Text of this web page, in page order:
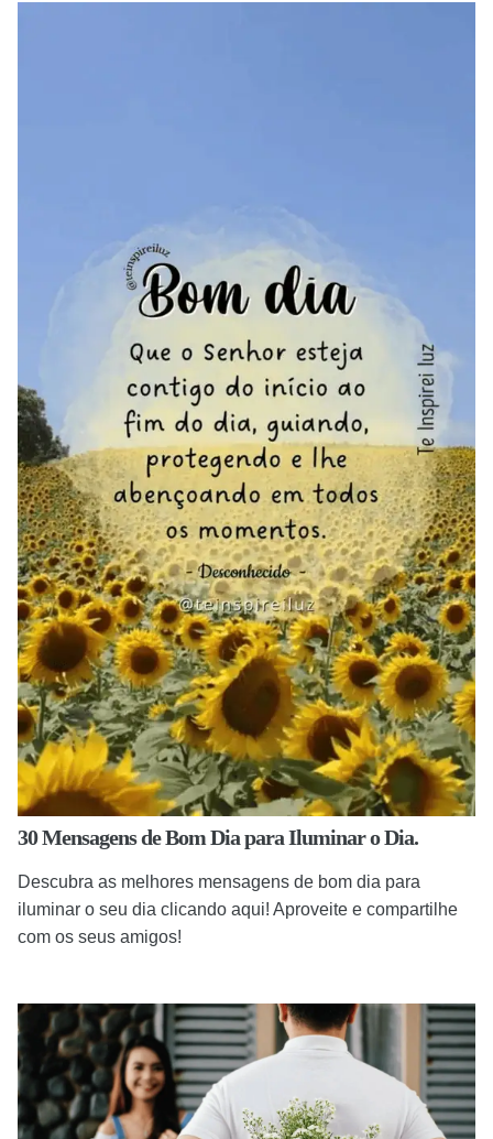
30 Mensagens de Bom Dia para Iluminar o Dia.
Descubra as melhores mensagens de bom dia para
iluminar o seu dia clicando aqui! Aproveite e compartilhe
com os seus amigos!